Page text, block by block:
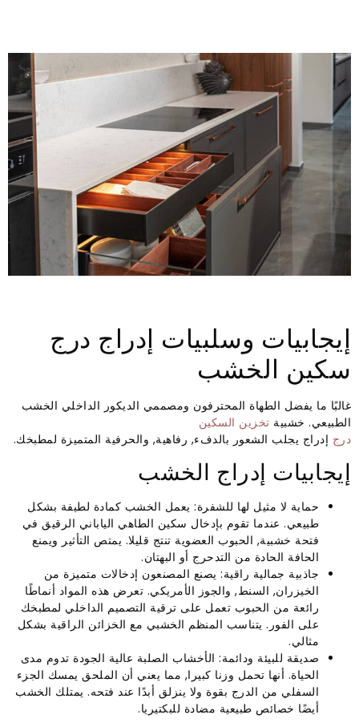
إيجابيات وسلبيات إدراج درج
سكين الخشب
غالبًا ما يفضل الطهاة المحترفون ومصممي الديكور الداخلي الخشب
الطبيعي. خشبية تخزين السكين
درج إدراج يجلب الشعور بالدفء, رفاهية, والحرفية المتميزة لمطبخك.
إيجابيات إدراج الخشب
حماية لا مثيل لها للشفرة: يعمل الخشب كمادة لطيفة بشكل
طبيعي. عندما تقوم بإدخال سكين الطاهي الياباني الرقيق في
فتحة خشبية, الحبوب العضوية تنتج قليلا. يمتص التأثير ويمنع
الحافة الحادة من التدحرج أو البهتان.
جاذبية جمالية راقية: يصنع المصنعون إدخالات متميزة من
الخيزران, السنط, والجوز الأمريكي. تعرض هذه المواد أنماطًا
رائعة من الحبوب تعمل على ترقية التصميم الداخلي لمطبخك
على الفور. يتناسب المنظم الخشبي مع الخزائن الراقية بشكل
مثالي.
صديقة للبيئة ودائمة: الأخشاب الصلبة عالية الجودة تدوم مدى
الحياة. أنها تحمل وزنا كبيرا, مما يعني أن الملحق يمسك الجزء
السفلي من الدرج بقوة ولا ينزلق أبدًا عند فتحه. يمتلك الخشب
أيضًا خصائص طبيعية مضادة للبكتيريا.